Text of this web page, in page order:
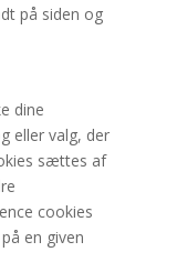
på siden og
dine
eller valg, der
sættes af
cookies
en given